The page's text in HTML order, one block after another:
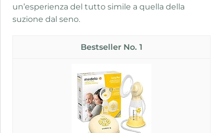
un’esperienza del tutto simile a quella della
suzione dal seno.
1